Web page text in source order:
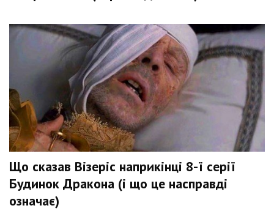
Що сказав Візеріс наприкінці 8-ї серії
Будинок Дракона (і що це насправді
означає)